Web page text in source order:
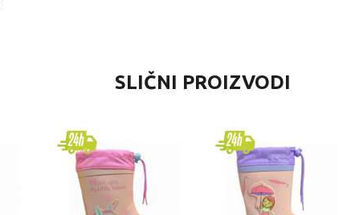
Gumene čizme
Cerda
dečaci
jesen/zima 2023
SLIČNI PROIZVODI